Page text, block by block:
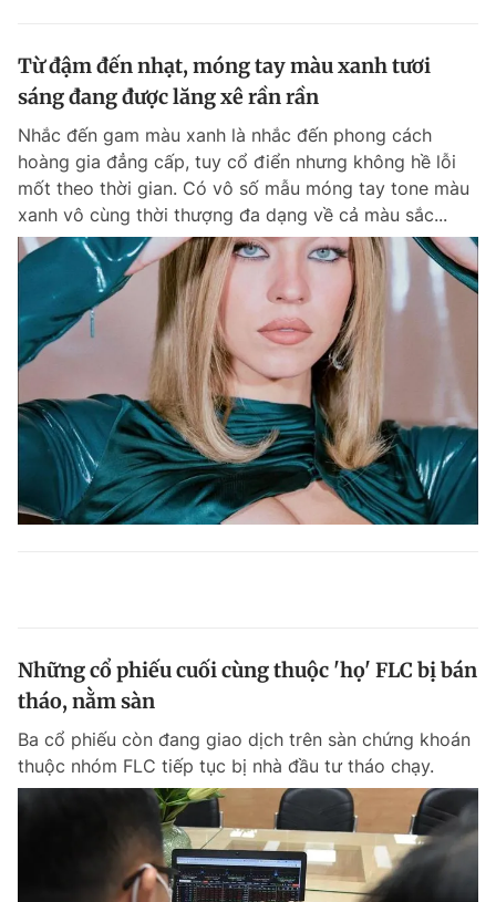
Từ đậm đến nhạt, móng tay màu xanh tươi
sáng đang được lăng xê rần rần
Nhắc đến gam màu xanh là nhắc đến phong cách
hoàng gia đẳng cấp, tuy cổ điển nhưng không hề lỗi
mốt theo thời gian. Có vô số mẫu móng tay tone màu
xanh vô cùng thời thượng đa dạng về cả màu sắc...
Những cổ phiếu cuối cùng thuộc 'họ' FLC bị bán
tháo, nằm sàn
Ba cổ phiếu còn đang giao dịch trên sàn chứng khoán
thuộc nhóm FLC tiếp tục bị nhà đầu tư tháo chạy.